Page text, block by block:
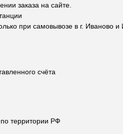
заказа на сайте.
при самовывозе в г. Иваново и
счёта
территории РФ